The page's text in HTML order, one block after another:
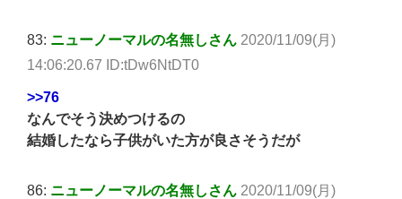
83: ニューノーマルの名無しさん 2020/11/09(月)
14:06:20.67 ID:tDw6NtDT0
>>76
なんでそう決めつけるの
結婚したなら子供がいた方が良さそうだが
86: ニューノーマルの名無しさん 2020/11/09(月)